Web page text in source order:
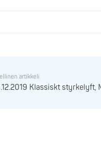
artikkeli
Klassiskt styrkelyft,